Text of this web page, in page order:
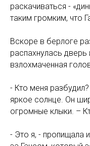
раскачиваться -
таким громким, что
Вскоре в берлоге
распахнулась
взлохмаченная
- Кто меня
яркое солнце. Он
огромные клыки. –
- Это я, - пропищала